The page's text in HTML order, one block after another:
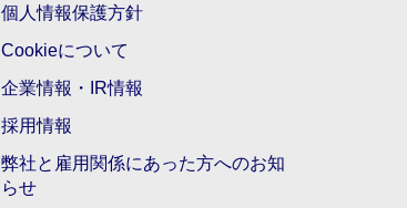
個人情報保護方針
Cookieについて
企業情報・IR情報
採用情報
弊社と雇用関係にあった方へのお知
らせ